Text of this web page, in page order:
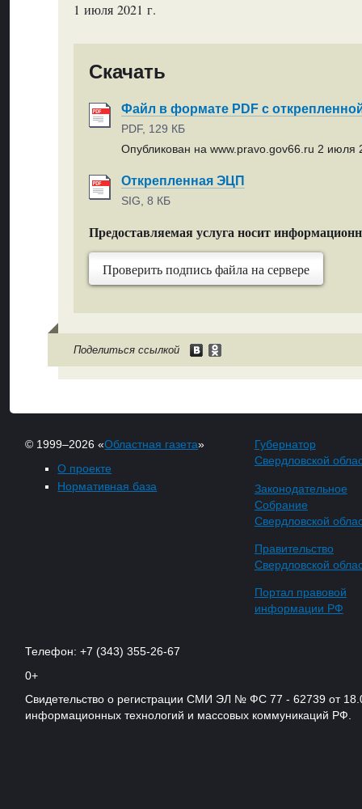
1 июля 2021 г.
Скачать
Файл в формате PDF с
PDF, 129 КБ
Опубликован на www.pravo.gov66.ru 2 июля
Открепленная ЭЦП
SIG, 8 КБ
Предоставляемая услуга носит
Проверить подпись файла на сервере
Поделиться ссылкой
© 1999–2026 «Областная газета»
О проекте
Нормативная база
Губернатор
Свердловской
Законодательное
Собрание
Свердловской
Правительство
Свердловской
Портал правовой
информации РФ
Телефон: +7 (343) 355-26-67
0+
Свидетельство о регистрации СМИ ЭЛ № ФС 77 - 62739 от
информационных технологий и массовых коммуникаций РФ.